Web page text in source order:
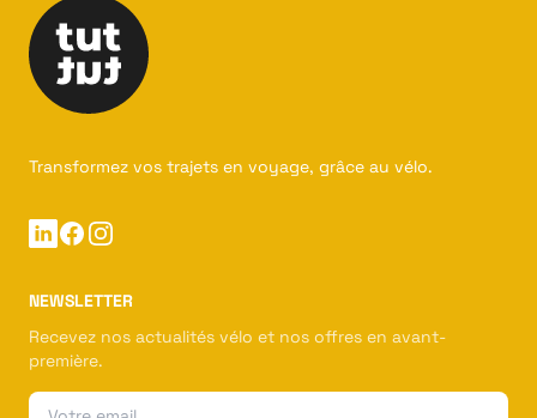
Transformez vos trajets en voyage, grâce au vélo.
Linkedin
Facebook
Instagram
NEWSLETTER
Recevez nos actualités vélo et nos offres en avant-
première.
Email